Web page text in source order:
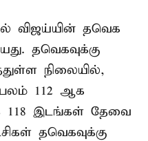
விஜய்யின் தவெக
தவெகவுக்கு
நிலையில்,
112 ஆக
இடங்கள் தேவை
தவெகவுக்கு